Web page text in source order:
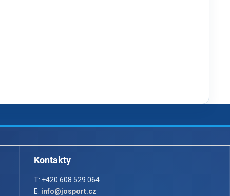
Kontakty
T: +420 608 529 064
E: info@josport.cz